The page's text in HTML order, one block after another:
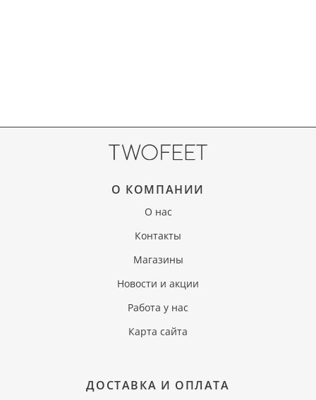
О КОМПАНИИ
О нас
Контакты
Магазины
Новости и акции
Работа у нас
Карта сайта
ДОСТАВКА И ОПЛАТА